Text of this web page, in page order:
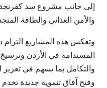
إلى جانب مشروع سد
والأمن الغذائي والطاقة
وتعكس هذه المشاريع التزام
المستدامة في الأردن
والتكامل بما يسهم في تعزيز
وفتح آفاق تنموية جديدة